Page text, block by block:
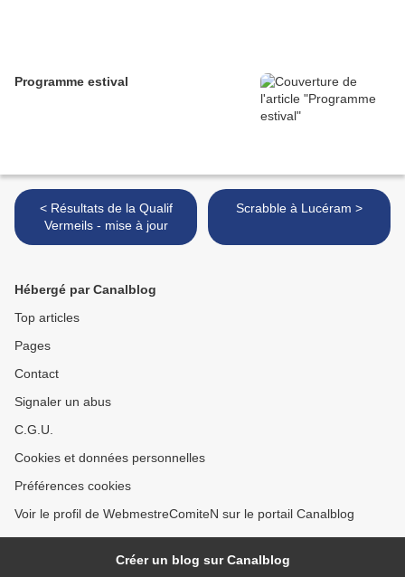
Programme estival
< Résultats de la Qualif
Vermeils - mise à jour
Scrabble à Lucéram >
Hébergé par Canalblog
Top articles
Pages
Contact
Signaler un abus
C.G.U.
Cookies et données personnelles
Préférences cookies
Voir le profil de WebmestreComiteN sur le portail Canalblog
Créer un blog sur Canalblog